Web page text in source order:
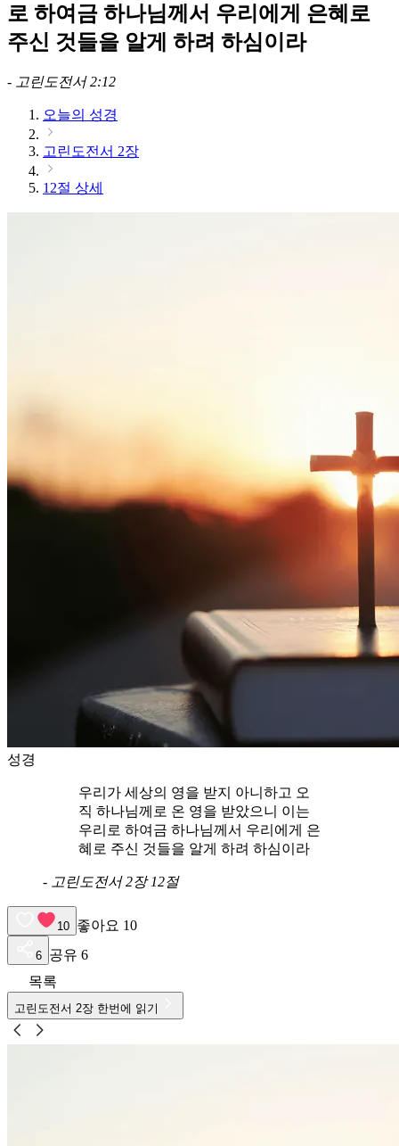
로 하여금 하나님께서 우리에게 은혜로
주신 것들을 알게 하려 하심이라
- 고린도전서 2:12
오늘의 성경
고린도전서 2장
12절 상세
성경
우리가 세상의 영을 받지 아니하고 오
직 하나님께로 온 영을 받았으니 이는
우리로 하여금 하나님께서 우리에게 은
혜로 주신 것들을 알게 하려 하심이라
- 고린도전서 2장 12절
10 좋아요 10
6 공유 6
목록
고린도전서 2장 한번에 읽기